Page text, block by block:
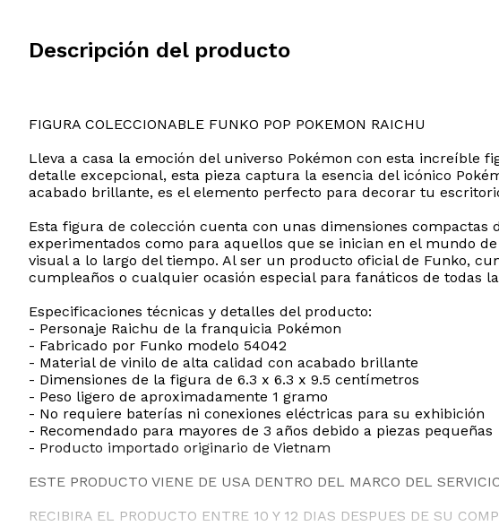
Descripción del producto
FIGURA COLECCIONABLE FUNKO POP POKEMON RAICHU
Lleva a casa la emoción del universo Pokémon con esta increíble
detalle excepcional, esta pieza captura la esencia del icónico
acabado brillante, es el elemento perfecto para decorar tu
Esta figura de colección cuenta con unas dimensiones
experimentados como para aquellos que se inician en el mundo
visual a lo largo del tiempo. Al ser un producto oficial de Funko,
cumpleaños o cualquier ocasión especial para fanáticos de todas
Especificaciones técnicas y detalles del producto:
- Personaje Raichu de la franquicia Pokémon
- Fabricado por Funko modelo 54042
- Material de vinilo de alta calidad con acabado brillante
- Dimensiones de la figura de 6.3 x 6.3 x 9.5 centímetros
- Peso ligero de aproximadamente 1 gramo
- No requiere baterías ni conexiones eléctricas para su exhibición
- Recomendado para mayores de 3 años debido a piezas pequeñas
- Producto importado originario de Vietnam
ESTE PRODUCTO VIENE DE USA DENTRO DEL MARCO DEL
RECIBIRA EL PRODUCTO ENTRE 10 Y 12 DIAS DESPUES DE SU